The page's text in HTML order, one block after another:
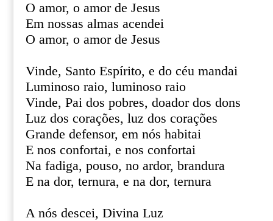
O amor, o amor de Jesus
Em nossas almas acendei
O amor, o amor de Jesus
Vinde, Santo Espírito, e do céu mandai
Luminoso raio, luminoso raio
Vinde, Pai dos pobres, doador dos dons
Luz dos corações, luz dos corações
Grande defensor, em nós habitai
E nos confortai, e nos confortai
Na fadiga, pouso, no ardor, brandura
E na dor, ternura, e na dor, ternura
A nós descei, Divina Luz